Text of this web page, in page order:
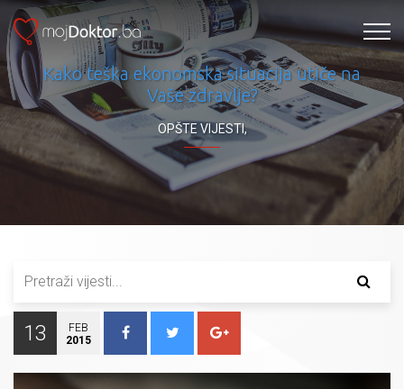
Kako teška ekonomska situacija utiče na
Vaše zdravlje?
OPŠTE VIJESTI,
13
FEB
2015